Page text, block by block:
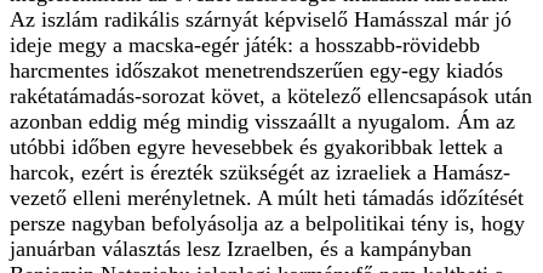
Az iszlám radikális szárnyát képviselő Hamásszal már jó
ideje megy a macska-egér játék: a hosszabb-rövidebb
harcmentes időszakot menetrendszerűen egy-egy kiadós
rakétatámadás-sorozat követ, a kötelező ellencsapások után
azonban eddig még mindig visszaállt a nyugalom. Ám az
utóbbi időben egyre hevesebbek és gyakoribbak lettek a
harcok, ezért is érezték szükségét az izraeliek a Hamász-
vezető elleni merényletnek. A múlt heti támadás időzítését
persze nagyban befolyásolja az a belpolitikai tény is, hogy
januárban választás lesz Izraelben, és a kampányban